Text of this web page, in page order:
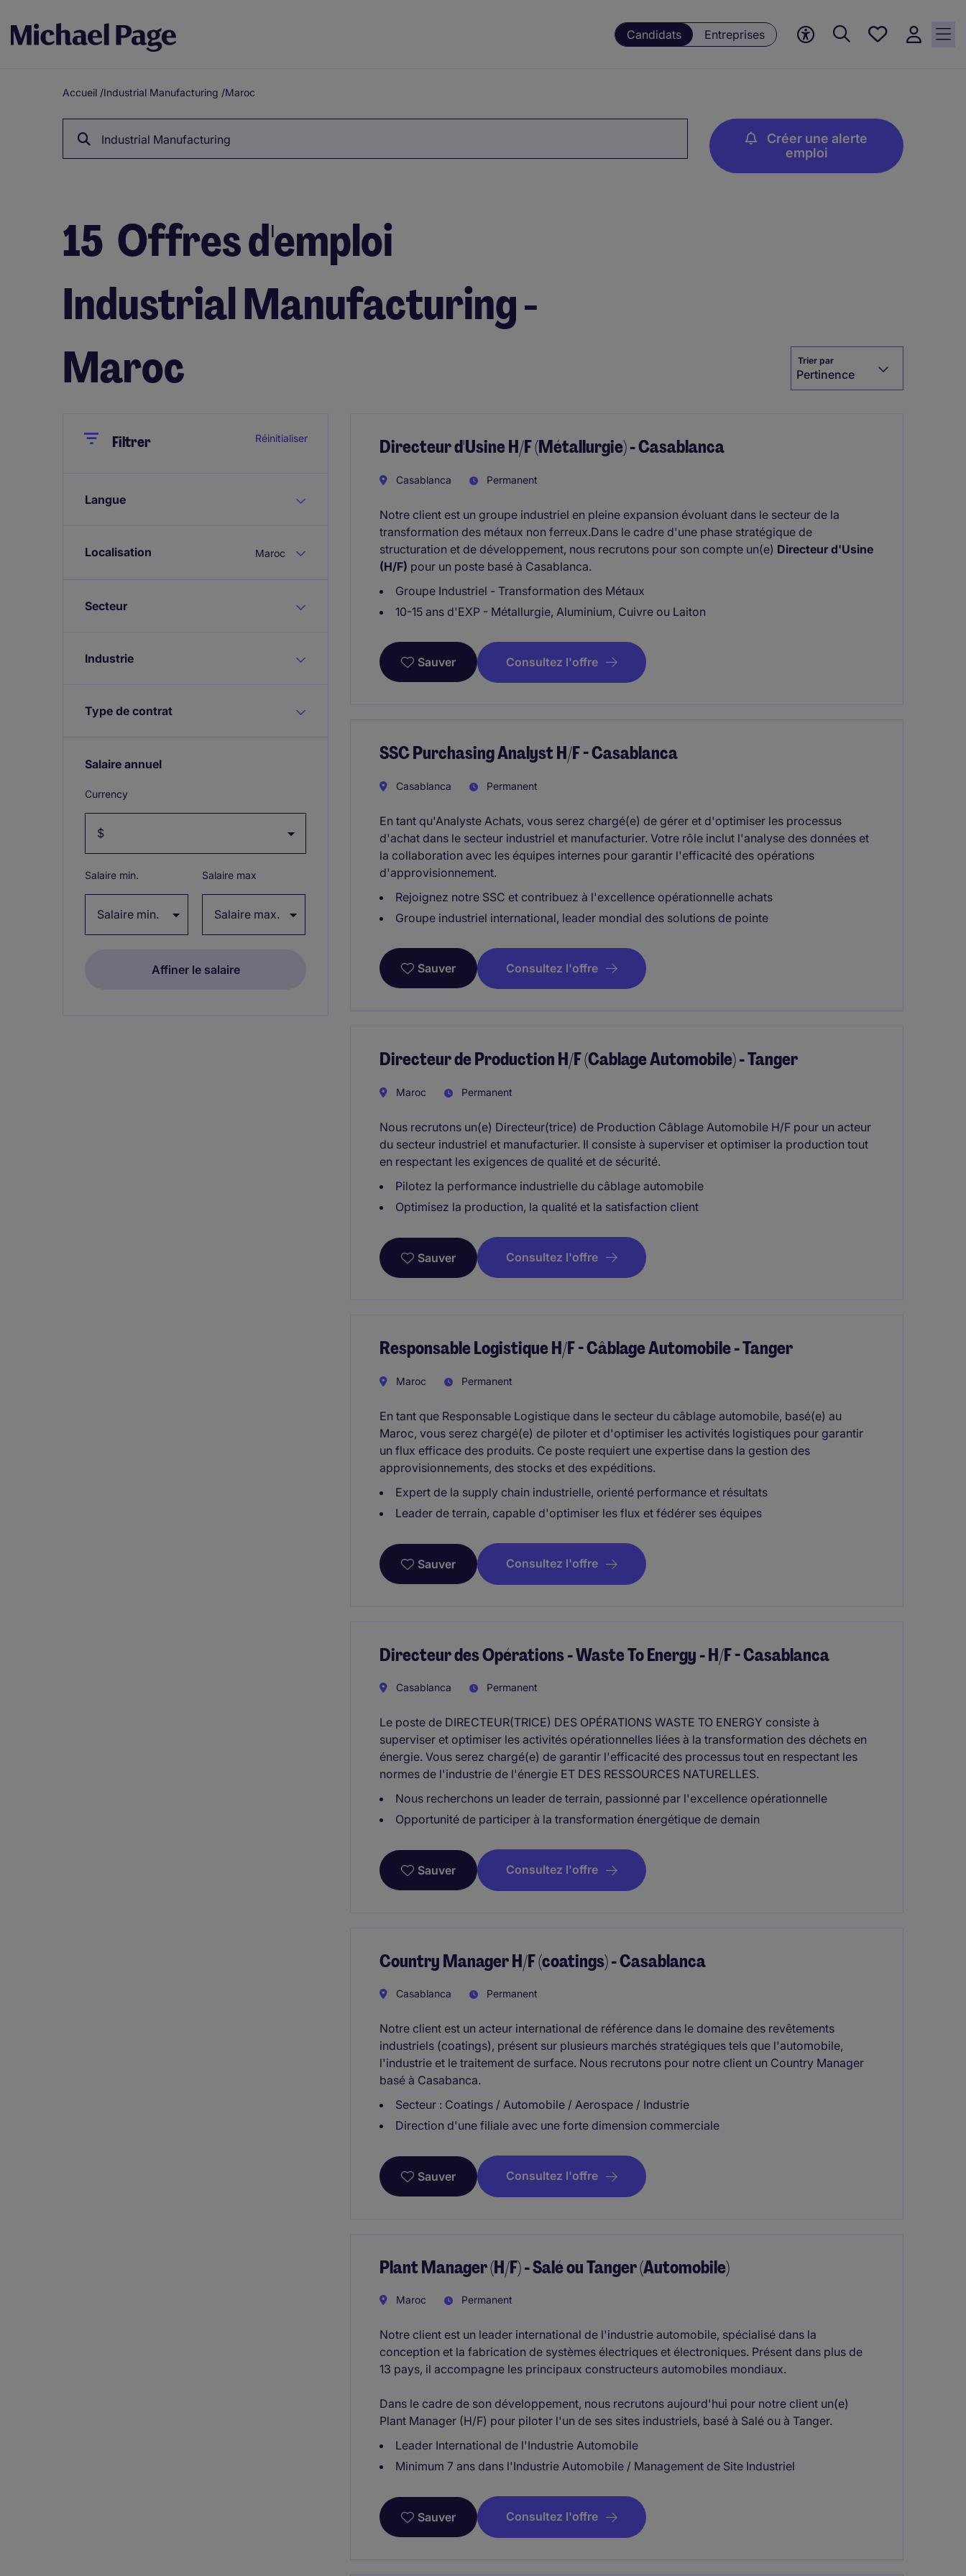
Candidats Entreprises
Mes
Breadcrumb
Accueil /Industrial Manufacturing /Maroc
Industrial Manufacturing
Créer une alerte
emploi
15 Offres d'emploi
Industrial Manufacturing -
Maroc
Trier par
Pertinence
CloseFiltrer Réinitialiser
Langue
Localisation Maroc
Secteur
Industrie
Type de contrat
Salaire annuel
Currency
Salaire min. Salaire max
Directeur d'Usine H/F (Métallurgie) - Casablanca
Casablanca Permanent
Notre client est un groupe industriel en pleine expansion évoluant dans le secteur de la
transformation des métaux non ferreux.Dans le cadre d'une phase stratégique de
structuration et de développement, nous recrutons pour son compte un(e) Directeur d'Usine
(H/F) pour un poste basé à Casablanca.
Groupe Industriel - Transformation des Métaux
10-15 ans d'EXP - Métallurgie, Aluminium, Cuivre ou Laiton
Sauver Consultez l'offre
SSC Purchasing Analyst H/F - Casablanca
Casablanca Permanent
En tant qu'Analyste Achats, vous serez chargé(e) de gérer et d'optimiser les processus
d'achat dans le secteur industriel et manufacturier. Votre rôle inclut l'analyse des données et
la collaboration avec les équipes internes pour garantir l'efficacité des opérations
d'approvisionnement.
Rejoignez notre SSC et contribuez à l'excellence opérationnelle achats
Groupe industriel international, leader mondial des solutions de pointe
Sauver Consultez l'offre
Directeur de Production H/F (Cablage Automobile) - Tanger
Maroc Permanent
Nous recrutons un(e) Directeur(trice) de Production Câblage Automobile H/F pour un acteur
du secteur industriel et manufacturier. Il consiste à superviser et optimiser la production tout
en respectant les exigences de qualité et de sécurité.
Pilotez la performance industrielle du câblage automobile
Optimisez la production, la qualité et la satisfaction client
Sauver Consultez l'offre
Responsable Logistique H/F - Câblage Automobile - Tanger
Maroc Permanent
En tant que Responsable Logistique dans le secteur du câblage automobile, basé(e) au
Maroc, vous serez chargé(e) de piloter et d'optimiser les activités logistiques pour garantir
un flux efficace des produits. Ce poste requiert une expertise dans la gestion des
approvisionnements, des stocks et des expéditions.
Expert de la supply chain industrielle, orienté performance et résultats
Leader de terrain, capable d'optimiser les flux et fédérer ses équipes
Sauver Consultez l'offre
Directeur des Opérations - Waste To Energy - H/F - Casablanca
Casablanca Permanent
Le poste de DIRECTEUR(TRICE) DES OPÉRATIONS WASTE TO ENERGY consiste à
superviser et optimiser les activités opérationnelles liées à la transformation des déchets en
énergie. Vous serez chargé(e) de garantir l'efficacité des processus tout en respectant les
normes de l'industrie de l'énergie ET DES RESSOURCES NATURELLES.
Nous recherchons un leader de terrain, passionné par l'excellence opérationnelle
Opportunité de participer à la transformation énergétique de demain
Sauver Consultez l'offre
Country Manager H/F (coatings) - Casablanca
Casablanca Permanent
Notre client est un acteur international de référence dans le domaine des revêtements
industriels (coatings), présent sur plusieurs marchés stratégiques tels que l'automobile,
l'industrie et le traitement de surface. Nous recrutons pour notre client un Country Manager
basé à Casabanca.
Secteur : Coatings / Automobile / Aerospace / Industrie
Direction d'une filiale avec une forte dimension commerciale
Sauver Consultez l'offre
Plant Manager (H/F) - Salé ou Tanger (Automobile)
Maroc Permanent
Notre client est un leader international de l'industrie automobile, spécialisé dans la
conception et la fabrication de systèmes électriques et électroniques. Présent dans plus de
13 pays, il accompagne les principaux constructeurs automobiles mondiaux.
Dans le cadre de son développement, nous recrutons aujourd'hui pour notre client un(e)
Plant Manager (H/F) pour piloter l'un de ses sites industriels, basé à Salé ou à Tanger.
Leader International de l'Industrie Automobile
Minimum 7 ans dans l'Industrie Automobile / Management de Site Industriel
Sauver Consultez l'offre